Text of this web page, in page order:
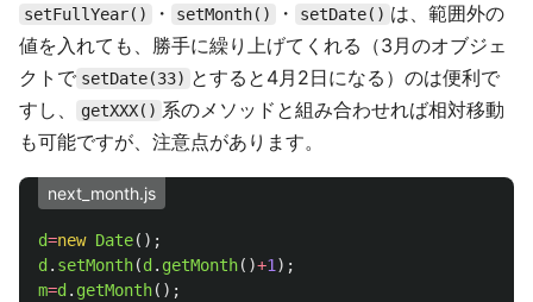
setFullYear() ・ setMonth() ・ setDate() は、範囲外の
値を入れても、勝手に繰り上げてくれる（3月のオブジェ
クトで setDate(33) とすると4月2日になる）のは便利で
すし、
getXXX() 系のメソッドと組み合わせれば相対移動
も可能ですが、注意点があります。
next_month.js
d=new Date();
d . setMonth(d . getMonth()+1 );
m=d . getMonth();